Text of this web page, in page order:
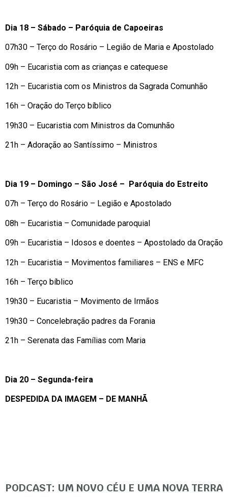
Dia 18 – Sábado – Paróquia de Capoeiras
07h30 – Terço do Rosário – Legião de Maria e Apostolado
09h – Eucaristia com as crianças e catequese
12h – Eucaristia com os Ministros da Sagrada Comunhão
16h – Oração do Terço bíblico
19h30 – Eucaristia com Ministros da Comunhão
21h – Adoração ao Santíssimo – Ministros
Dia 19 – Domingo – São José – Paróquia do Estreito
07h – Terço do Rosário – Legião e Apostolado
08h – Eucaristia – Comunidade paroquial
09h – Eucaristia – Idosos e doentes – Apostolado da Oração
12h – Eucaristia – Movimentos familiares – ENS e MFC
16h – Terço bíblico
19h30 – Eucaristia – Movimento de Irmãos
19h30 – Concelebração padres da Forania
21h – Serenata das Famílias com Maria
Dia 20 – Segunda-feira
DESPEDIDA DA IMAGEM – DE MANHÃ
PODCAST: UM NOVO CÉU E UMA NOVA TERRA